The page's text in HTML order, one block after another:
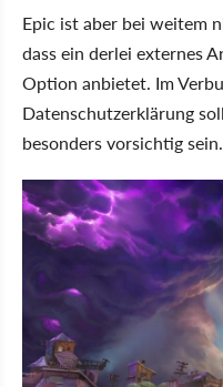
Epic ist aber bei weitem
dass ein derlei externes
Option anbietet. Im
Datenschutzerklärung
besonders vorsichtig sein.